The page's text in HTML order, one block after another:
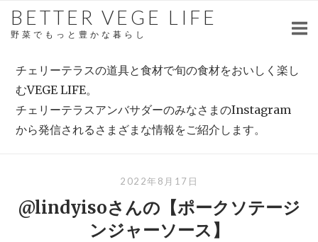
SkipBETTER VEGE LIFE
野菜でもっと豊かな暮らし
チェリーテラスの道具と食材で旬の食材をおいしく楽し
むVEGE LIFE。
チェリーテラスアンバサダーのみなさまのInstagram
から発信されるさまざまな情報をご紹介します。
2022年8月17日
@lindyisoさんの【ポークソテージ
ンジャーソース】